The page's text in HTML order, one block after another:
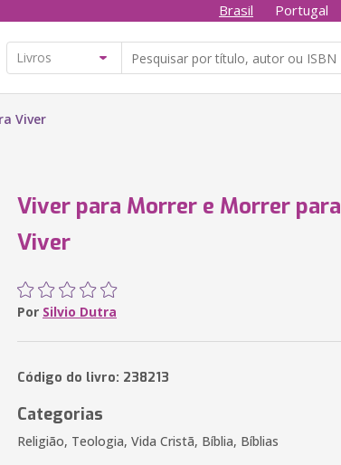
Brasil Portugal
Viver
Viver para Morrer e Morrer para
Viver
Por Silvio Dutra
Código do livro: 238213
Categorias
Religião, Teologia, Vida Cristã, Bíblia, Bíblias